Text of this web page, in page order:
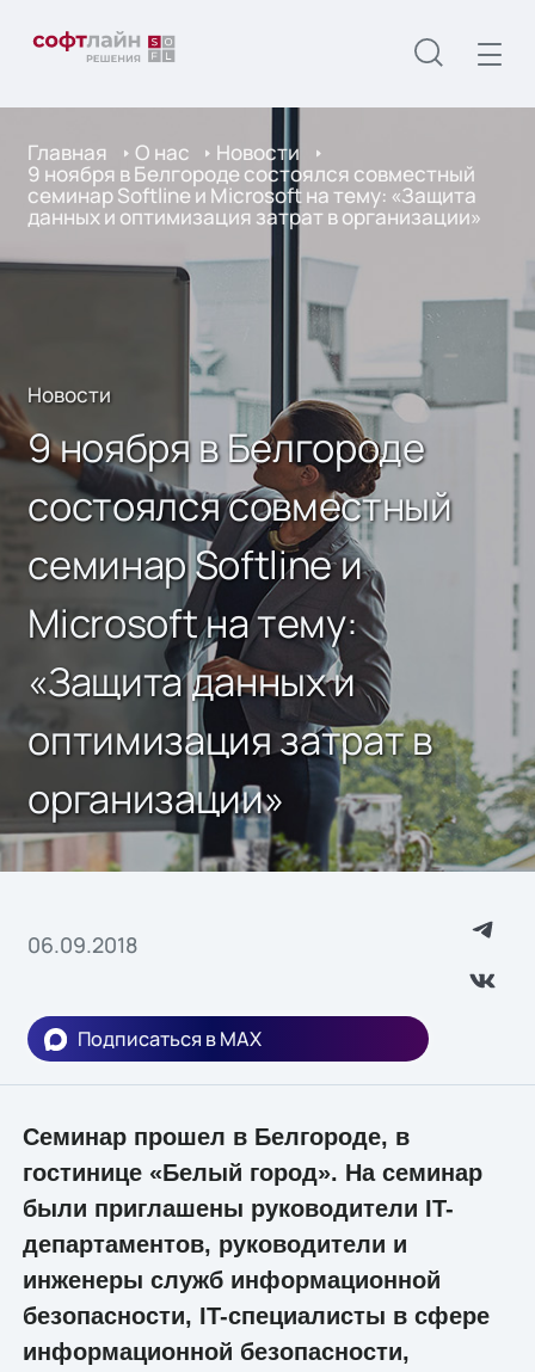
Главная О нас Новости
9 ноября в Белгороде состоялся совместный
семинар Softline и Microsoft на тему: «Защита
данных и оптимизация затрат в организации»
Новости
9 ноября в Белгороде
состоялся совместный
семинар Softline и
Microsoft на тему:
«Защита данных и
оптимизация затрат в
организации»
06.09.2018
Подписаться в MAX
Семинар прошел в Белгороде, в
гостинице «Белый город». На семинар
были приглашены руководители IT-
департаментов, руководители и
инженеры служб информационной
безопасности, IT-специалисты в сфере
информационной безопасности,